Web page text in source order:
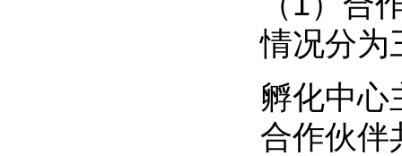
情况分为
孵化中心
合作伙伴